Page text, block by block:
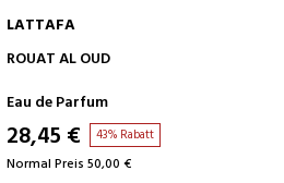
IN DEN WARENKORB
LATTAFA
ROUAT AL OUD
Eau de Parfum
28,45 € 43% Rabatt
Normal Preis 50,00 €